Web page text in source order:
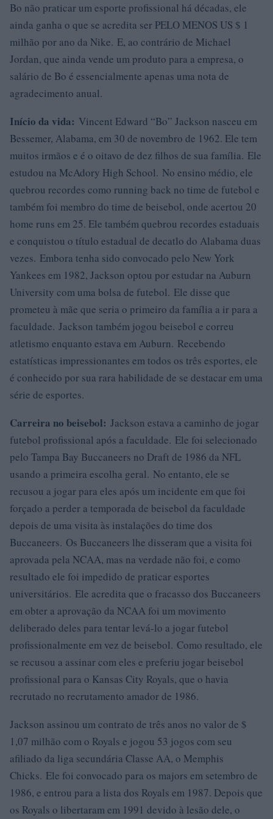
Bo não praticar um esporte profissional há décadas, ele
ainda ganha o que se acredita ser PELO MENOS US $ 1
milhão por ano da Nike. E, ao contrário de Michael
Jordan, que ainda vende um produto para a empresa, o
salário de Bo é essencialmente apenas uma nota de
agradecimento anual.
Início da vida: Vincent Edward “Bo” Jackson nasceu em
Bessemer, Alabama, em 30 de novembro de 1962. Ele tem
muitos irmãos e é o oitavo de dez filhos de sua família. Ele
estudou na McAdory High School. No ensino médio, ele
quebrou recordes como running back no time de futebol e
também foi membro do time de beisebol, onde acertou 20
home runs em 25. Ele também quebrou recordes estaduais
e conquistou o título estadual de decatlo do Alabama duas
vezes. Embora tenha sido convocado pelo New York
Yankees em 1982, Jackson optou por estudar na Auburn
University com uma bolsa de futebol. Ele disse que
prometeu à mãe que seria o primeiro da família a ir para a
faculdade. Jackson também jogou beisebol e correu
atletismo enquanto estava em Auburn. Recebendo
estatísticas impressionantes em todos os três esportes, ele
é conhecido por sua rara habilidade de se destacar em uma
série de esportes.
Carreira no beisebol: Jackson estava a caminho de jogar
futebol profissional após a faculdade. Ele foi selecionado
pelo Tampa Bay Buccaneers no Draft de 1986 da NFL
usando a primeira escolha geral. No entanto, ele se
recusou a jogar para eles após um incidente em que foi
forçado a perder a temporada de beisebol da faculdade
depois de uma visita às instalações do time dos
Buccaneers. Os Buccaneers lhe disseram que a visita foi
aprovada pela NCAA, mas na verdade não foi, e como
resultado ele foi impedido de praticar esportes
universitários. Ele acredita que o fracasso dos Buccaneers
em obter a aprovação da NCAA foi um movimento
deliberado deles para tentar levá-lo a jogar futebol
profissionalmente em vez de beisebol. Como resultado, ele
se recusou a assinar com eles e preferiu jogar beisebol
profissional para o Kansas City Royals, que o havia
recrutado no recrutamento amador de 1986.
Jackson assinou um contrato de três anos no valor de $
1,07 milhão com o Royals e jogou 53 jogos com seu
afiliado da liga secundária Classe AA, o Memphis
Chicks. Ele foi convocado para os majors em setembro de
1986, e entrou para a lista dos Royals em 1987. Depois que
os Royals o libertaram em 1991 devido à lesão dele, o